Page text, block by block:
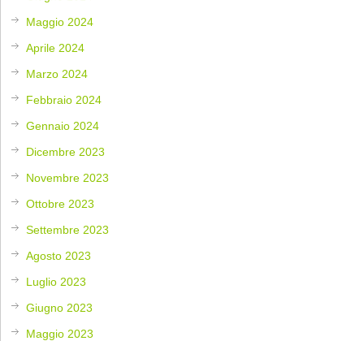
Maggio 2024
Aprile 2024
Marzo 2024
Febbraio 2024
Gennaio 2024
Dicembre 2023
Novembre 2023
Ottobre 2023
Settembre 2023
Agosto 2023
Luglio 2023
Giugno 2023
Maggio 2023